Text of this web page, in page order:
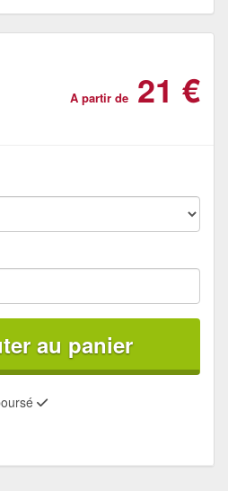
A partir de 21 €
au panier